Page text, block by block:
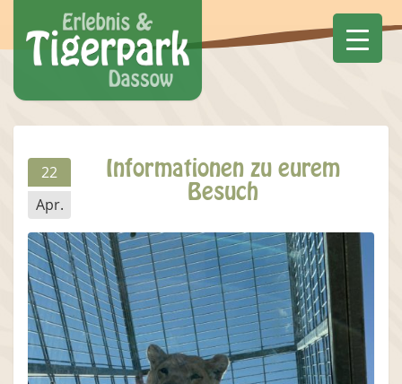
22
Apr.
Informationen zu eurem
Besuch